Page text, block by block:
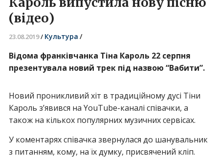
(відео)
23.08.2019/ Культура /
Відома франківчанка Тіна Кароль 22 серпня
презентувала новий трек під назвою “Вабити”.
Новий проникливий хіт в традиційному дусі Тіни
Кароль з’явився на YouTube-каналі співачки, а
також на кількох популярних музичних сервісах.
У коментарях співачка звернулася до шанувальник
з питанням, кому, на їх думку, присвячений кліп.